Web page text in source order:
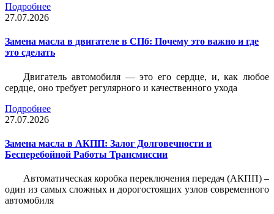
Подробнее
27.07.2026
Замена масла в двигателе в СПб: Почему это важно и где
это сделать
Двигатель автомобиля — это его сердце, и, как любое
сердце, оно требует регулярного и качественного ухода
Подробнее
27.07.2026
Замена масла в АКПП: Залог Долговечности и
Бесперебойной Работы Трансмиссии
Автоматическая коробка переключения передач (АКПП) –
один из самых сложных и дорогостоящих узлов современного
автомобиля